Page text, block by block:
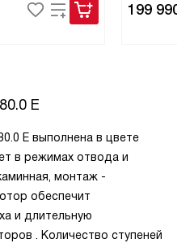
199
E
E выполнена в цвете
в режимах отвода и
монтаж -
обеспечит
и длительную
. Количество ступеней